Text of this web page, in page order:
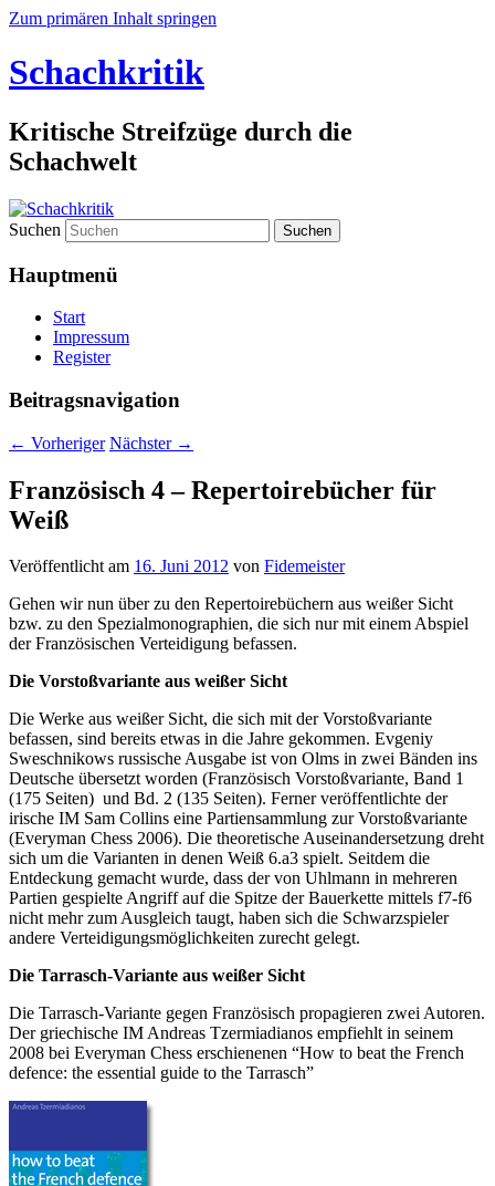
Zum primären Inhalt springen
Schachkritik
Kritische Streifzüge durch die
Schachwelt
Suchen
Hauptmenü
Start
Impressum
Register
Beitragsnavigation
← Vorheriger Nächster →
Französisch 4 – Repertoirebücher für
Weiß
Veröffentlicht am 16. Juni 2012 von Fidemeister
Gehen wir nun über zu den Repertoirebüchern aus weißer Sicht
bzw. zu den Spezialmonographien, die sich nur mit einem Abspiel
der Französischen Verteidigung befassen.
Die Vorstoßvariante aus weißer Sicht
Die Werke aus weißer Sicht, die sich mit der Vorstoßvariante
befassen, sind bereits etwas in die Jahre gekommen. Evgeniy
Sweschnikows russische Ausgabe ist von Olms in zwei Bänden ins
Deutsche übersetzt worden (Französisch Vorstoßvariante, Band 1
(175 Seiten) und Bd. 2 (135 Seiten). Ferner veröffentlichte der
irische IM Sam Collins eine Partiensammlung zur Vorstoßvariante
(Everyman Chess 2006). Die theoretische Auseinandersetzung dreht
sich um die Varianten in denen Weiß 6.a3 spielt. Seitdem die
Entdeckung gemacht wurde, dass der von Uhlmann in mehreren
Partien gespielte Angriff auf die Spitze der Bauerkette mittels f7-f6
nicht mehr zum Ausgleich taugt, haben sich die Schwarzspieler
andere Verteidigungsmöglichkeiten zurecht gelegt.
Die Tarrasch-Variante aus weißer Sicht
Die Tarrasch-Variante gegen Französisch propagieren zwei Autoren.
Der griechische IM Andreas Tzermiadianos empfiehlt in seinem
2008 bei Everyman Chess erschienenen “How to beat the French
defence: the essential guide to the Tarrasch”